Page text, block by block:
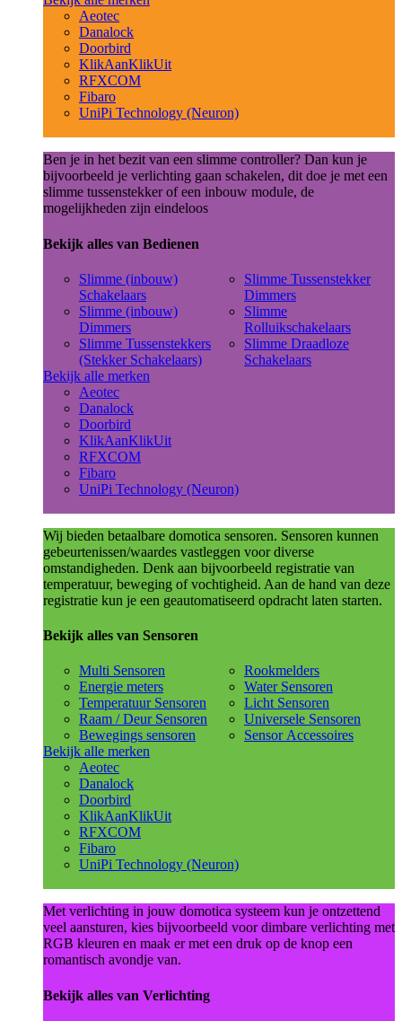
Aeotec
Danalock
Doorbird
KlikAanKlikUit
RFXCOM
Fibaro
UniPi Technology (Neuron)
Ben je in het bezit van een slimme controller? Dan kun je
bijvoorbeeld je verlichting gaan schakelen, dit doe je met een
slimme tussenstekker of een inbouw module, de
mogelijkheden zijn eindeloos
Bekijk alles van Bedienen
Slimme (inbouw)
Schakelaars
Slimme (inbouw)
Dimmers
Slimme Tussenstekkers
(Stekker Schakelaars)
Slimme Tussenstekker
Dimmers
Slimme
Rolluikschakelaars
Slimme Draadloze
Schakelaars
Bekijk alle merken
Aeotec
Danalock
Doorbird
KlikAanKlikUit
RFXCOM
Fibaro
UniPi Technology (Neuron)
Wij bieden betaalbare domotica sensoren. Sensoren kunnen
gebeurtenissen/waardes vastleggen voor diverse
omstandigheden. Denk aan bijvoorbeeld registratie van
temperatuur, beweging of vochtigheid. Aan de hand van deze
registratie kun je een geautomatiseerd opdracht laten starten.
Bekijk alles van Sensoren
Multi Sensoren
Energie meters
Temperatuur Sensoren
Raam / Deur Sensoren
Bewegings sensoren
Rookmelders
Water Sensoren
Licht Sensoren
Universele Sensoren
Sensor Accessoires
Bekijk alle merken
Aeotec
Danalock
Doorbird
KlikAanKlikUit
RFXCOM
Fibaro
UniPi Technology (Neuron)
Met verlichting in jouw domotica systeem kun je ontzettend
veel aansturen, kies bijvoorbeeld voor dimbare verlichting met
RGB kleuren en maak er met een druk op de knop een
romantisch avondje van.
Bekijk alles van Verlichting